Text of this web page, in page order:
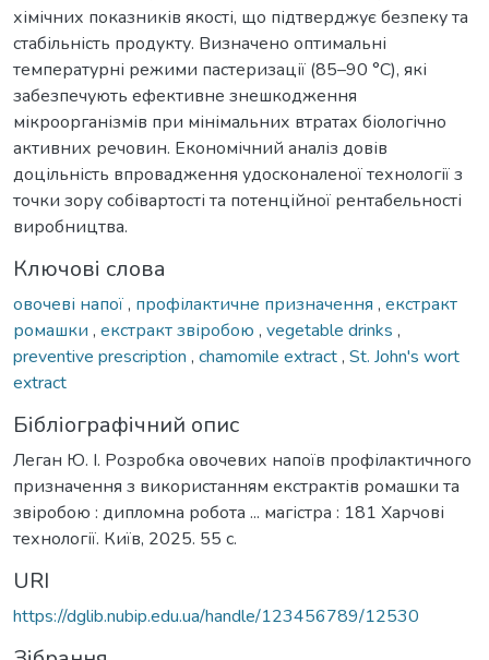
хімічних показників якості, що підтверджує безпеку та
стабільність продукту. Визначено оптимальні
температурні режими пастеризації (85–90 °C), які
забезпечують ефективне знешкодження
мікроорганізмів при мінімальних втратах біологічно
активних речовин. Економічний аналіз довів
доцільність впровадження удосконаленої технології з
точки зору собівартості та потенційної рентабельності
виробництва.
Ключові слова
овочеві напої, профілактичне призначення , екстракт
ромашки , екстракт звіробою , vegetable drinks ,
preventive prescription , chamomile extract, St. John's wort
extract
Бібліографічний опис
Леган Ю. І. Розробка овочевих напоїв профілактичного
призначення з використанням екстрактів ромашки та
звіробою : дипломна робота ... магістра : 181 Харчові
технології. Київ, 2025. 55 с.
URI
https://dglib.nubip.edu.ua/handle/123456789/12530